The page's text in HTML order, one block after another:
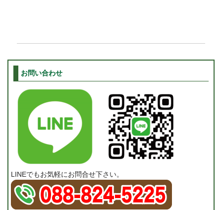
お問い合わせ
LINEでもお気軽にお問合せ下さい。